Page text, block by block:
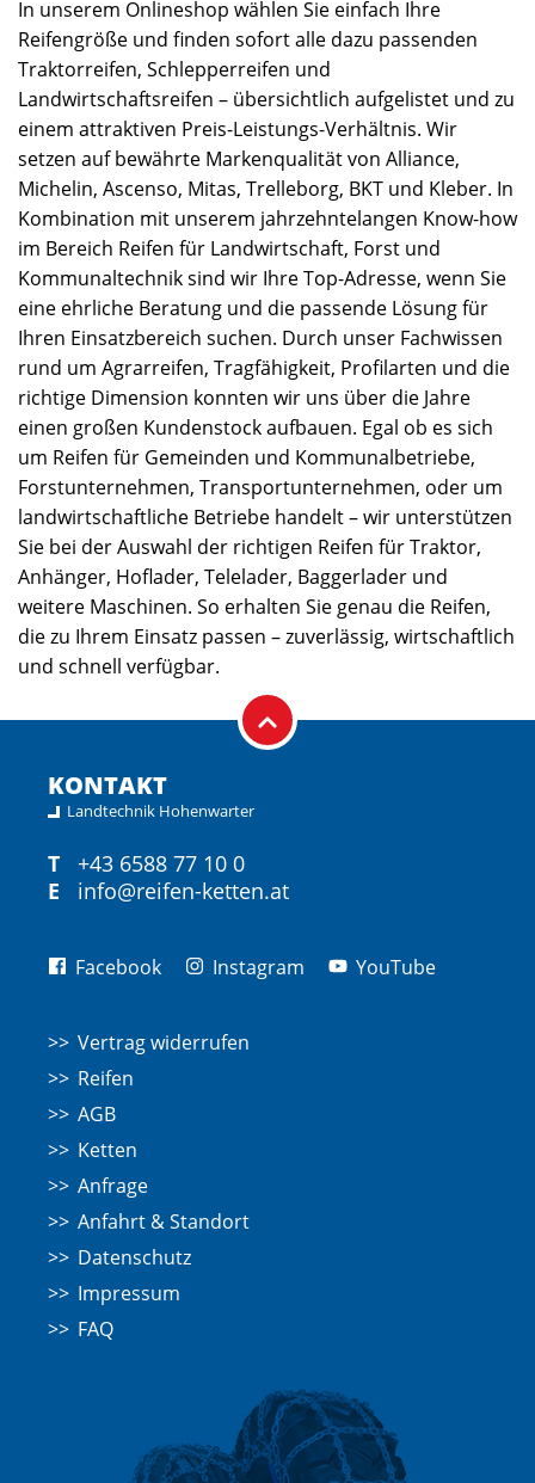
In unserem Onlineshop wählen Sie einfach Ihre
Reifengröße und finden sofort alle dazu passenden
Traktorreifen, Schlepperreifen und
Landwirtschaftsreifen – übersichtlich aufgelistet und zu
einem attraktiven Preis-Leistungs-Verhältnis. Wir
setzen auf bewährte Markenqualität von Alliance,
Michelin, Ascenso, Mitas, Trelleborg, BKT und Kleber. In
Kombination mit unserem jahrzehntelangen Know-how
im Bereich Reifen für Landwirtschaft, Forst und
Kommunaltechnik sind wir Ihre Top-Adresse, wenn Sie
eine ehrliche Beratung und die passende Lösung für
Ihren Einsatzbereich suchen. Durch unser Fachwissen
rund um Agrarreifen, Tragfähigkeit, Profilarten und die
richtige Dimension konnten wir uns über die Jahre
einen großen Kundenstock aufbauen. Egal ob es sich
um Reifen für Gemeinden und Kommunalbetriebe,
Forstunternehmen, Transportunternehmen, oder um
landwirtschaftliche Betriebe handelt – wir unterstützen
Sie bei der Auswahl der richtigen Reifen für Traktor,
Anhänger, Hoflader, Telelader, Baggerlader und
weitere Maschinen. So erhalten Sie genau die Reifen,
die zu Ihrem Einsatz passen – zuverlässig, wirtschaftlich
und schnell verfügbar.
KONTAKT
Landtechnik Hohenwarter
T
+43 6588 77 10 0
E
info@reifen-ketten.at
Facebook Instagram YouTube
Vertrag widerrufen
Reifen
AGB
Ketten
Anfrage
Anfahrt & Standort
Datenschutz
Impressum
FAQ